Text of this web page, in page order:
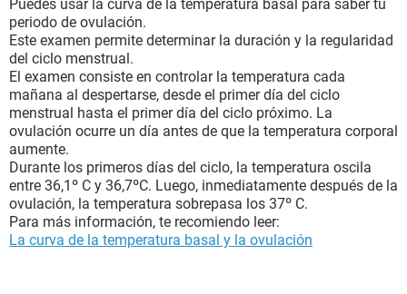
Puedes usar la curva de la temperatura basal para saber tu
periodo de ovulación.
Este examen permite determinar la duración y la regularidad
del ciclo menstrual.
El examen consiste en controlar la temperatura cada
mañana al despertarse, desde el primer día del ciclo
menstrual hasta el primer día del ciclo próximo. La
ovulación ocurre un día antes de que la temperatura corporal
aumente.
Durante los primeros días del ciclo, la temperatura oscila
entre 36,1º C y 36,7ºC. Luego, inmediatamente después de la
ovulación, la temperatura sobrepasa los 37º C.
Para más información, te recomiendo leer:
La curva de la temperatura basal y la ovulación